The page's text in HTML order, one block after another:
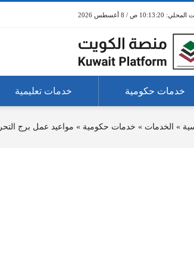
10:13:21 ص / 8 أغسطس 2026
خدمات حكومية خدمات تعليمية
» الخدمات » خدمات حكومية » مواعيد عمل برج